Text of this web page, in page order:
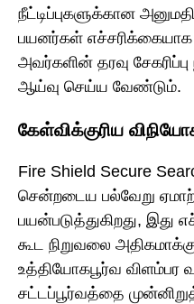
நீட்டிப்புகளுக்கான
பயனர்கள்
அவர்களின் தரவு
ஆய்வு செய்ய வேண்டும்.
கேள்விக்குரிய
Fire Shield Secure
சென்றடைய பல்வேறு
பயன்படுத்துகிறது, இது
கூட நிறுவலை
உத்தியோகபூர்வ
சட்டப்பூர்வத்தை